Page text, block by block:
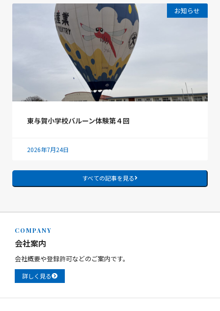
お知らせ
東与賀小学校バルーン体験第４回
2026年7月24日
すべての記事を見る
COMPANY
会社案内
会社概要や登録許可などのご案内です。
詳しく見る